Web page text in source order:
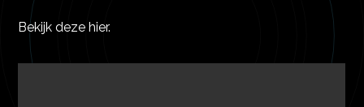
Bekijk deze hier.